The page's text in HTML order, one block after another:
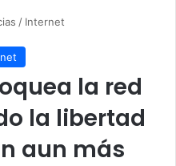
/ Internet
la red
la libertad
aun más